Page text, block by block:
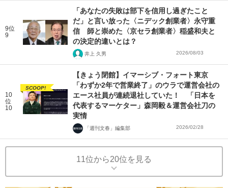
9位
9
「あなたの失敗は部下を信用し過ぎたこと
だ」と言い放った〈ニデック創業者〉永守重
信 師と崇めた〈京セラ創業者〉稲盛和夫と
の決定的違いとは？
井上 久男 2026/08/03
10
位
10
SCOOP!
【きょう閉館】イマーシブ・フォート東京
「わずか2年で営業終了」のウラで運営会社の
エース社員が連続退社していた！ 「日本を
代表するマーケター」森岡毅＆運営会社刀の
実情
「週刊文春」編集部 2026/02/28
11位から20位を見る